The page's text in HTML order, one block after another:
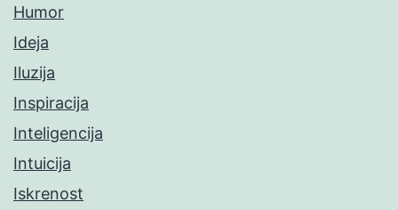
Humor
Ideja
Iluzija
Inspiracija
Inteligencija
Intuicija
Iskrenost